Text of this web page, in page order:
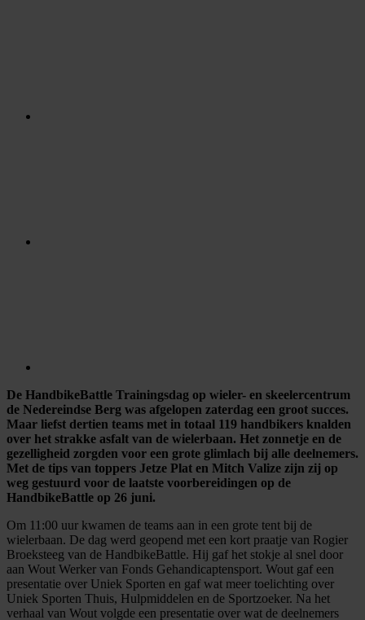
De HandbikeBattle Trainingsdag op wieler- en skeelercentrum
de Nedereindse Berg was afgelopen zaterdag een groot succes.
Maar liefst dertien teams met in totaal 119 handbikers knalden
over het strakke asfalt van de wielerbaan. Het zonnetje en de
gezelligheid zorgden voor een grote glimlach bij alle deelnemers.
Met de tips van toppers Jetze Plat en Mitch Valize zijn zij op
weg gestuurd voor de laatste voorbereidingen op de
HandbikeBattle op 26 juni.
Om 11:00 uur kwamen de teams aan in een grote tent bij de
wielerbaan. De dag werd geopend met een kort praatje van Rogier
Broeksteeg van de HandbikeBattle. Hij gaf het stokje al snel door
aan Wout Werker van Fonds Gehandicaptensport. Wout gaf een
presentatie over Uniek Sporten en gaf wat meer toelichting over
Uniek Sporten Thuis, Hulpmiddelen en de Sportzoeker. Na het
verhaal van Wout volgde een presentatie over wat de deelnemers